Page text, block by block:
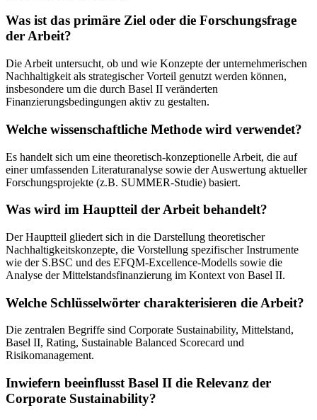
Was ist das primäre Ziel oder die Forschungsfrage
der Arbeit?
Die Arbeit untersucht, ob und wie Konzepte der unternehmerischen
Nachhaltigkeit als strategischer Vorteil genutzt werden können,
insbesondere um die durch Basel II veränderten
Finanzierungsbedingungen aktiv zu gestalten.
Welche wissenschaftliche Methode wird verwendet?
Es handelt sich um eine theoretisch-konzeptionelle Arbeit, die auf
einer umfassenden Literaturanalyse sowie der Auswertung aktueller
Forschungsprojekte (z.B. SUMMER-Studie) basiert.
Was wird im Hauptteil der Arbeit behandelt?
Der Hauptteil gliedert sich in die Darstellung theoretischer
Nachhaltigkeitskonzepte, die Vorstellung spezifischer Instrumente
wie der S.BSC und des EFQM-Excellence-Modells sowie die
Analyse der Mittelstandsfinanzierung im Kontext von Basel II.
Welche Schlüsselwörter charakterisieren die Arbeit?
Die zentralen Begriffe sind Corporate Sustainability, Mittelstand,
Basel II, Rating, Sustainable Balanced Scorecard und
Risikomanagement.
Inwiefern beeinflusst Basel II die Relevanz der
Corporate Sustainability?